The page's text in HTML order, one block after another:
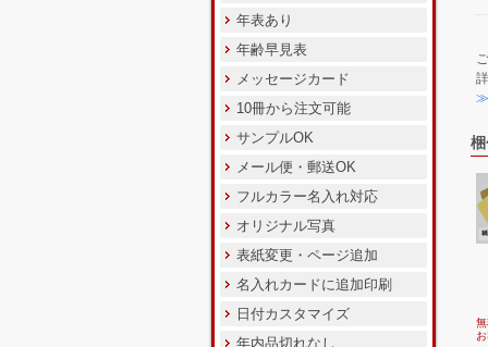
年表あり
年齢早見表
メッセージカード
10冊から注文可能
サンプルOK
メール便・郵送OK
フルカラー名入れ対応
オリジナル写真
表紙変更・ページ追加
名入れカードに追加印刷
日付カスタマイズ
年内品切れなし
≫